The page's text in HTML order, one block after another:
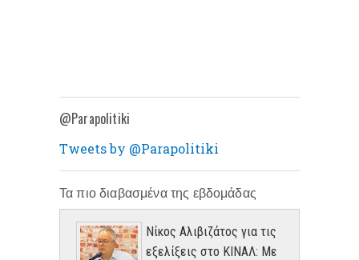
@Parapolitiki
Tweets by @Parapolitiki
Τα πιο διαβασμένα της εβδομάδας
Νίκος Αλιβιζάτος για τις
εξελίξεις στο ΚΙΝΑΛ: Με